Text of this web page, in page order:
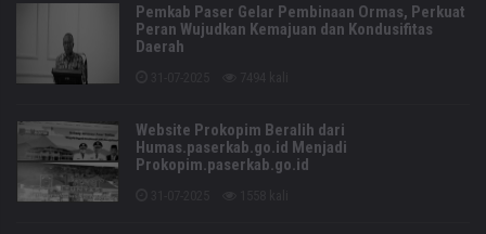
Pemkab Paser Gelar Pembinaan Ormas, Perkuat
Peran Wujudkan Kemajuan dan Kondusifitas
Daerah
Website Prokopim Beralih dari
Humas.paserkab.go.id Menjadi
Prokopim.paserkab.go.id